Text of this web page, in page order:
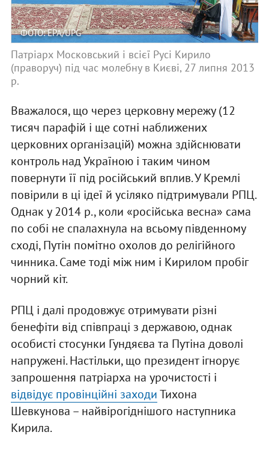
ФОТО: EPA/UPG
Патріарх Московський і всієї Русі Кирило
(праворуч) під час молебну в Києві, 27 липня 2013
р.
Вважалося, що через церковну мережу (12
тисяч парафій і ще сотні наближених
церковних організацій) можна здійснювати
контроль над Україною і таким чином
повернути її під російський вплив. У Кремлі
повірили в ці ідеї й усіляко підтримували РПЦ.
Однак у 2014 р., коли «російська весна» сама
по собі не спалахнула на всьому південному
сході, Путін помітно охолов до релігійного
чинника. Саме тоді між ним і Кирилом пробіг
чорний кіт.
РПЦ і далі продовжує отримувати різні
бенефіти від співпраці з державою, однак
особисті стосунки Гундяєва та Путіна доволі
напружені. Настільки, що президент ігнорує
запрошення патріарха на урочистості і
відвідує провінційні заходиТихона
Шевкунова – найвірогіднішого наступника
Кирила.